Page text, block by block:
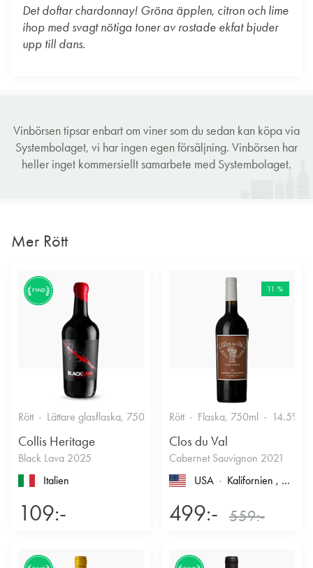
Det doftar chardonnay! Gröna äpplen, citron och lime
ihop med svagt nötiga toner av rostade ekfat bjuder
upp till dans.
Vinbörsen tipsar enbart om viner som du sedan kan köpa via
Systembolaget, vi har ingen egen försäljning. Vinbörsen har
heller inget kommersiellt samarbete med Systembolaget.
Mer Rött
FYND
Rött Lättare glasflaska, 750ml 13.5%
Collis Heritage
Black Lava 2025
Italien
109:-
11 %
Rött Flaska, 750ml 14.5%
Clos du Val
Cabernet Sauvignon 2021
USA
Kalifornien , North Coast
499:- 559:-